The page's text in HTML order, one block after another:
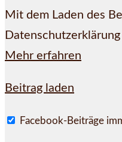
Mit dem Laden des
Mehr erfahren
Beitrag laden
Facebook-Beiträge